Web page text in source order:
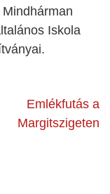
Iskola
Emlékfutás a
Margitszigeten